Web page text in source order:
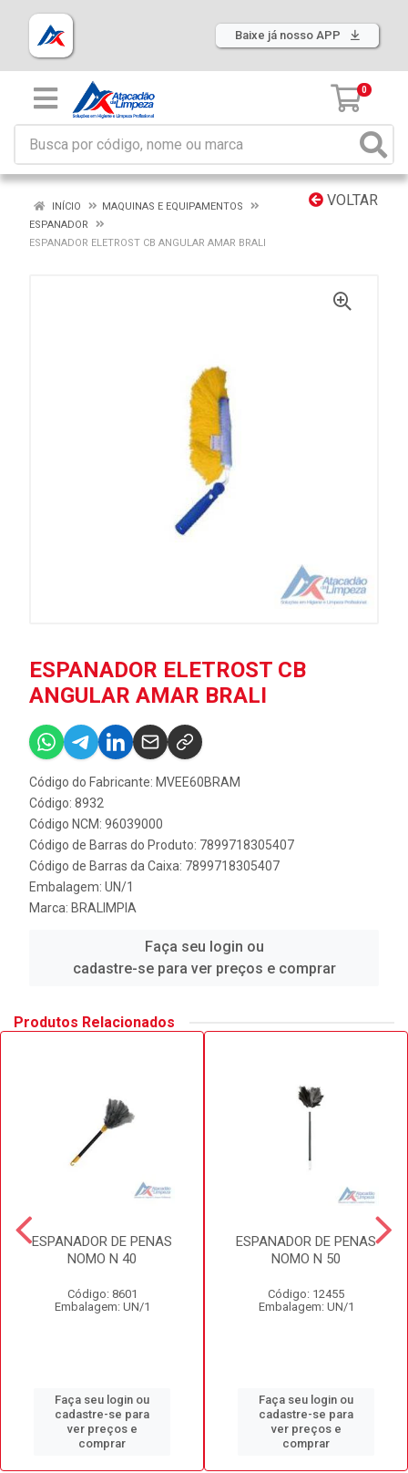
Baixe já nosso APP
0
VOLTAR
INÍCIO
MAQUINAS E EQUIPAMENTOS
ESPANADOR
ESPANADOR ELETROST CB ANGULAR AMAR BRALI
ESPANADOR ELETROST CB
ANGULAR AMAR BRALI
Código do Fabricante: MVEE60BRAM
Código: 8932
Código NCM: 96039000
Código de Barras do Produto: 7899718305407
Código de Barras da Caixa: 7899718305407
Embalagem: UN/1
Marca: BRALIMPIA
Faça seu login ou
cadastre-se para ver preços e comprar
Produtos Relacionados
ESPANADOR DE PENAS
NOMO N 40
Código: 8601
Embalagem: UN/1
Faça seu login ou
cadastre-se para
ver preços e
comprar
ESPANADOR DE PENAS
NOMO N 50
Código: 12455
Embalagem: UN/1
Faça seu login ou
cadastre-se para
ver preços e
comprar